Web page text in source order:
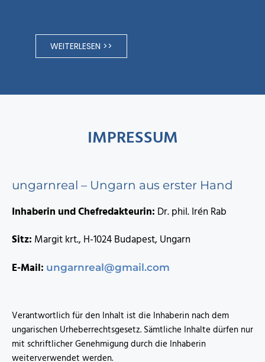
WEITERLESEN >>
IMPRESSUM
ungarnreal – Ungarn aus erster Hand
Inhaberin und Chefredakteurin: Dr. phil. Irén Rab
Sitz: Margit krt., H-1024 Budapest, Ungarn
E-Mail: ungarnreal@gmail.com
Verantwortlich für den Inhalt ist die Inhaberin nach dem
ungarischen Urheberrechtsgesetz. Sämtliche Inhalte dürfen nur
mit schriftlicher Genehmigung durch die Inhaberin
weiterverwendet werden.